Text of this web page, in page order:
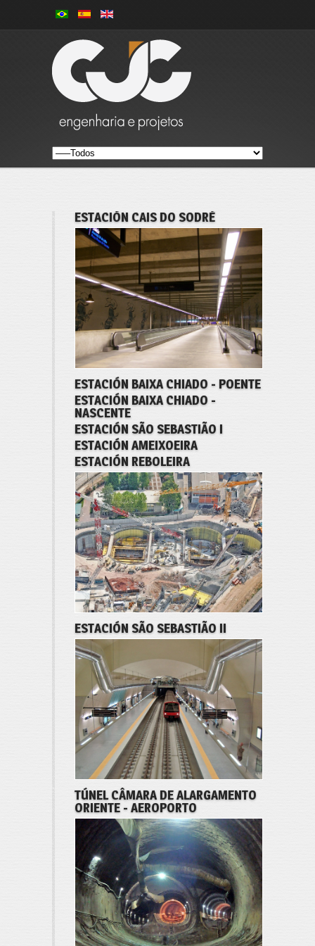
ESTACIÓN CAIS DO SODRÉ
ESTACIÓN BAIXA CHIADO - POENTE
ESTACIÓN BAIXA CHIADO -
NASCENTE
ESTACIÓN SÃO SEBASTIÃO I
ESTACIÓN AMEIXOEIRA
ESTACIÓN REBOLEIRA
ESTACIÓN SÃO SEBASTIÃO II
TÚNEL CÂMARA DE ALARGAMENTO
ORIENTE - AEROPORTO